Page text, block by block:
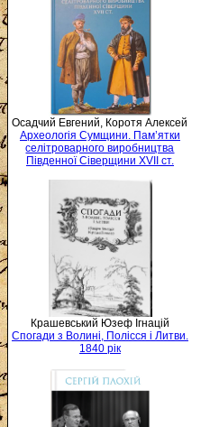
Осадчий Евгений, Коротя Алексей
Археологія Сумщини. Пам’ятки
селітроварного виробництва
Південної Сіверщини XVII ст.
Крашевський Юзеф Ігнацій
Спогади з Волині, Полісся і Литви.
1840 рік